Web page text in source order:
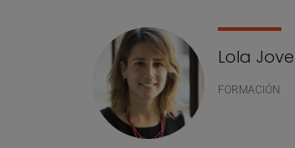
Lola
FORMACIÓN